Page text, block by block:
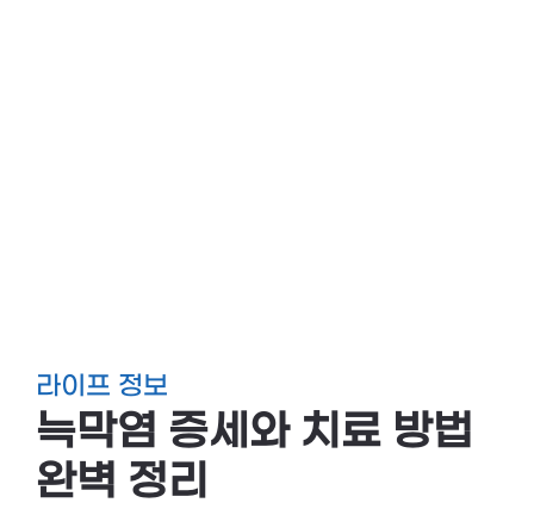
라이프 정보
늑막염 증세와 치료 방법
완벽 정리